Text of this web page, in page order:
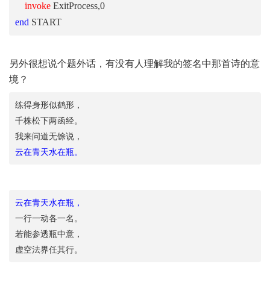
invoke ExitProcess,0
end START
另外很想说个题外话，有没有人理解我的签名中那首诗的意
境？
练得身形似鹤形，
千株松下两函经。
我来问道无馀说，
云在青天水在瓶。
云在青天水在瓶，
一行一动各一名。
若能参透瓶中意，
虚空法界任其行。